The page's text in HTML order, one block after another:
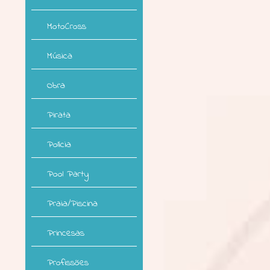
MotoCross
Música
Obra
Pirata
Polícia
Pool Party
Praia/Piscina
Princesas
Profissões